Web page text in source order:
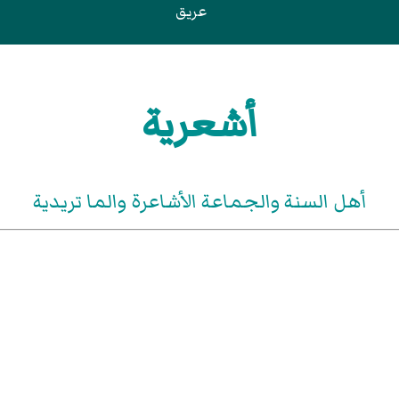
عريق
أشعرية
أهل السنة والجماعة الأشاعرة والما تريدية